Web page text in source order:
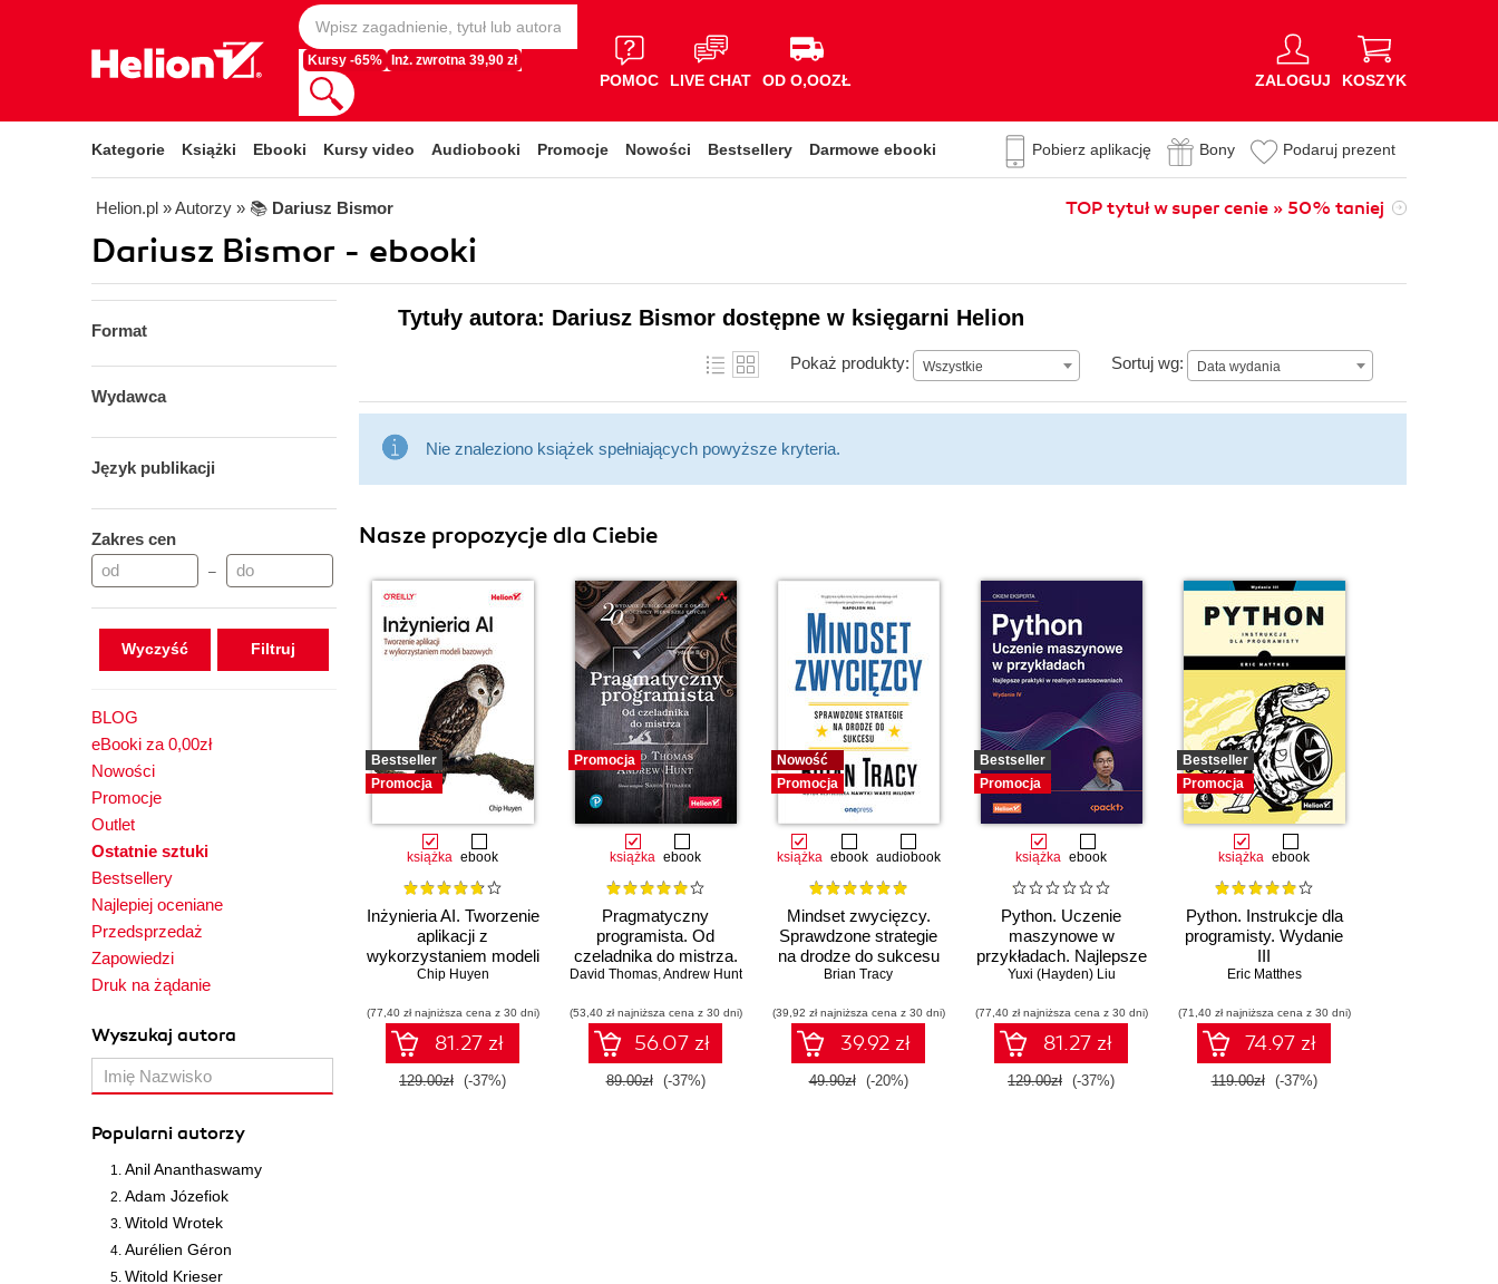
Kursy -65% Inż. zwrotna 39,90 zł
POMOC LIVE CHAT OD O,OOZŁ ZALOGUJ KOSZYK
Kategorie Książki Ebooki Kursy video Audiobooki Promocje Nowości Bestsellery Darmowe ebooki Pobierz aplikację Bony Podaruj prezent
Helion.pl » Autorzy » 📚 Dariusz Bismor TOP tytuł w super cenie » 50% taniej
Dariusz Bismor - ebooki
Format
Wydawca
Język publikacji
Zakres cen
–
Wyczyść
BLOG
eBooki za 0,00zł
Nowości
Promocje
Outlet
Ostatnie sztuki
Bestsellery
Najlepiej oceniane
Przedsprzedaż
Zapowiedzi
Druk na żądanie
Wyszukaj autora
Popularni autorzy
Anil Ananthaswamy
Adam Józefiok
Witold Wrotek
Aurélien Géron
Witold Krieser
Tytuły autora: Dariusz Bismor dostępne w księgarni Helion
Pokaż produkty: Wszystkie Sortuj wg: Data wydania
Data wydania
Nie znaleziono książek spełniających powyższe kryteria.
Nasze propozycje dla Ciebie
Bestseller
Promocja
książka ebook
Inżynieria AI. Tworzenie
aplikacji z
wykorzystaniem modeli
bazowych
Chip Huyen
(77,40 zł najniższa cena z 30 dni)
81.27 zł
129.00zł (-37%)
Promocja
książka ebook
Pragmatyczny
programista. Od
czeladnika do mistrza.
Wydanie II
David Thomas,Andrew Hunt
(53,40 zł najniższa cena z 30 dni)
56.07 zł
89.00zł (-37%)
Nowość
Promocja
książka ebook audiobook
Mindset zwycięzcy.
Sprawdzone strategie
na drodze do sukcesu
Brian Tracy
(39,92 zł najniższa cena z 30 dni)
39.92 zł
49.90zł (-20%)
Bestseller
Promocja
książka ebook
Python. Uczenie
maszynowe w
przykładach. Najlepsze
praktyki w realnych
Wydanie IV
Yuxi (Hayden) Liu
(77,40 zł najniższa cena z 30 dni)
81.27 zł
129.00zł (-37%)
Bestseller
Promocja
książka ebook
Python. Instrukcje dla
programisty. Wydanie
III
Eric Matthes
(71,40 zł najniższa cena z 30 dni)
74.97 zł
119.00zł (-37%)